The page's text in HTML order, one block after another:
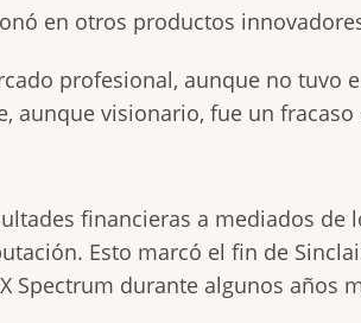
en otros productos
profesional, aunque no tuvo
aunque visionario, fue un
financieras a mediados de
Esto marcó el fin de
Spectrum durante algunos años